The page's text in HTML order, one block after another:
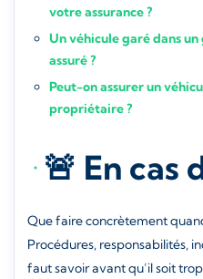
votre assurance ?
Un véhicule garé dans
assuré ?
Peut-on assurer un
propriétaire ?
🚨 En cas
Que faire concrètement
Procédures, responsabilités,
faut savoir avant qu’il soit